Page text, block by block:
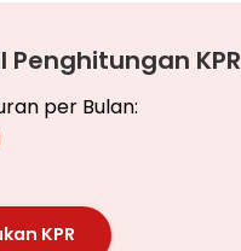
Penghitungan KPR
per Bulan:
KPR